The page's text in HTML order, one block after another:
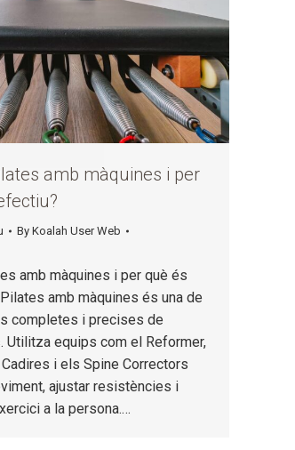
amb màquines i per
By Koalah User Web
amb màquines i per què és
amb màquines és una de
completes i precises de
Utilitza equips com el Reformer,
i els Spine Correctors
ajustar resistències i
a la persona.…